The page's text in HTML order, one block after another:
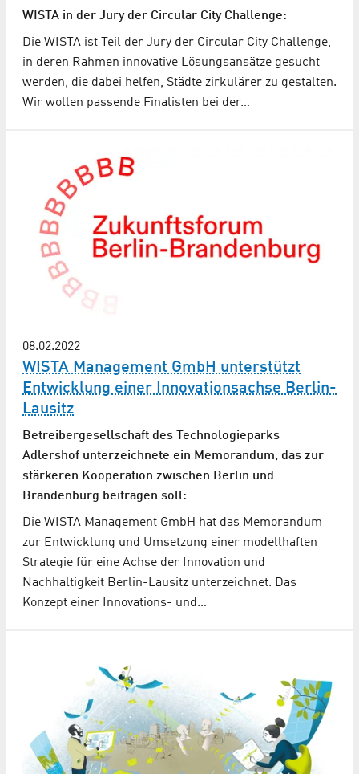
WISTA in der Jury der Circular City Challenge:
Die WISTA ist Teil der Jury der Circular City Challenge,
in deren Rahmen innovative Lösungsansätze gesucht
werden, die dabei helfen, Städte zirkulärer zu gestalten.
Wir wollen passende Finalisten bei der…
08.02.2022
WISTA Management GmbH unterstützt
Entwicklung einer Innovationsachse Berlin-
Lausitz
Betreibergesellschaft des Technologieparks
Adlershof unterzeichnete ein Memorandum, das zur
stärkeren Kooperation zwischen Berlin und
Brandenburg beitragen soll:
Die WISTA Management GmbH hat das Memorandum
zur Entwicklung und Umsetzung einer modellhaften
Strategie für eine Achse der Innovation und
Nachhaltigkeit Berlin-Lausitz unterzeichnet. Das
Konzept einer Innovations- und…